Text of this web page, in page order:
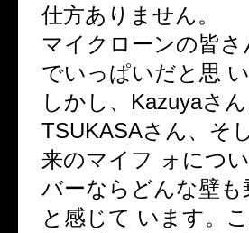
仕方ありません。
マイクローンの皆
でいっぱいだと思 い
しかし、Kazuyaさ
TSUKASAさん、そ
来のマイフ ォにつ
バーならどんな壁
と感じて います。